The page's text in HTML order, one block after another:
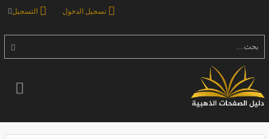
التسجيل تسجيل الدخول
بحث...